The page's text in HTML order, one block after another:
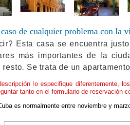
de cualquier problema con la
Esta casa se encuentra
más importantes de la
resto. Se trata de un
lo especifique diferentemente,
tanto en el formulario de reservación
es normalmente entre noviembre y